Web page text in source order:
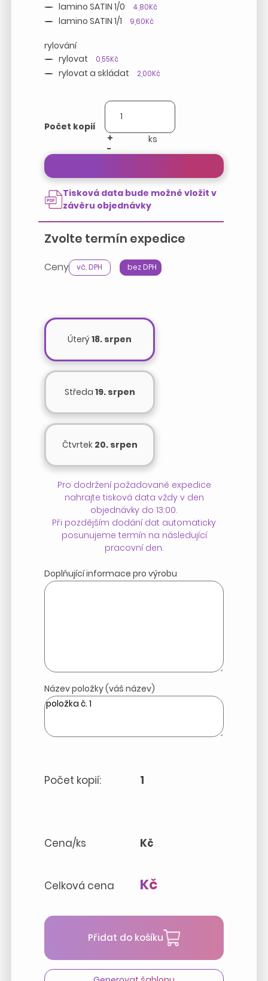
lamino SATIN 1/0 4,80Kč
lamino SATIN 1/1 9,60Kč
rylování
rylovat
0,55Kč
rylovat a skládat 2,00Kč
Počet kopií
+
-
Tisková data bude možné vložit v
závěru objednávky
Zvolte termín expedice
Ceny vč. DPH bez DPH
Úterý18. srpen
Středa 19. srpen
Čtvrtek 20. srpen
Pro dodržení požadované expedice
nahrajte tisková data vždy v den
objednávky do 13:00.
Při pozdějším dodání dat automaticky
posunujeme termín na následující
pracovní den.
Název položky (váš název)
Počet kopií: 1
Cena/ks Kč
Celková cena Kč
Doplňující informace pro výrobu
Přidat do košíku